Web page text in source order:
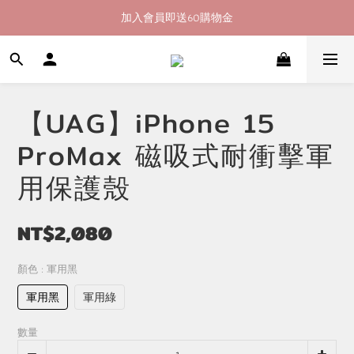
加入會員即送60購物金
加入會員即送60購物金
消費滿400即享超商取貨免運費
加入會員即送60購物金
【UAG】iPhone 15
ProMax 磁吸式耐衝擊軍
用保護殼
NT$2,080
顏色 : 軍用黑
軍用黑 軍用綠
數量